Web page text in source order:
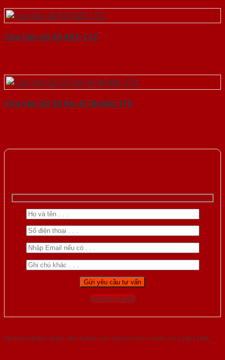
Cửa Vân Gỗ 5D KAT-1.52
Cửa Vân Gỗ 5D KA-41.40.40A-3TK
Gọi 0976.169.864
Với kinh nghiệm nhiêu năm nghiên cứu cửa theo tiêu chuẩn công nghệ Châu